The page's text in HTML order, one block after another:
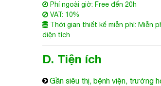
Phí ngoài giờ: Free đến 20h
VAT: 10%
Thời gian thiết kế miễn phí: Miễn
diện tích
D. Tiện ích
Gần siêu thị, bệnh viện, trường